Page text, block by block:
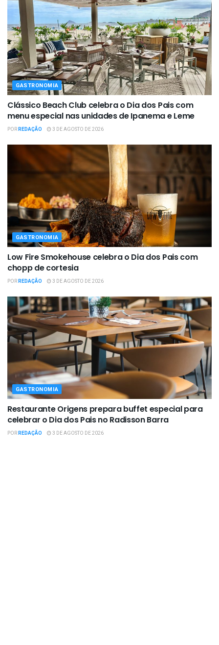
GASTRONOMIA
Clássico Beach Club celebra o Dia dos Pais com
menu especial nas unidades de Ipanema e Leme
PORREDAÇÃO 3 DE AGOSTO DE 2026
GASTRONOMIA
Low Fire Smokehouse celebra o Dia dos Pais com
chopp de cortesia
PORREDAÇÃO 3 DE AGOSTO DE 2026
GASTRONOMIA
Restaurante Origens prepara buffet especial para
celebrar o Dia dos Pais no Radisson Barra
PORREDAÇÃO 3 DE AGOSTO DE 2026